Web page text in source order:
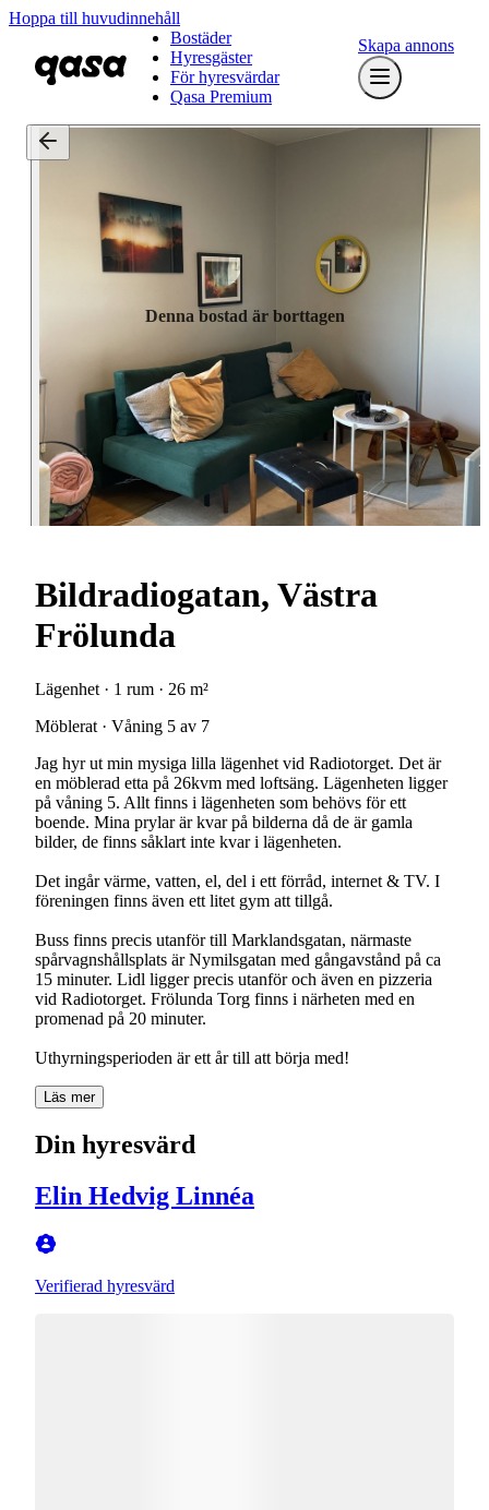
Hoppa till huvudinnehåll
Bostäder
Hyresgäster
För hyresvärdar
Qasa Premium
Skapa annons
Denna bostad är borttagen
Bildradiogatan, Västra
Frölunda
Lägenhet · 1 rum · 26 m²
Möblerat · Våning 5 av 7
Jag hyr ut min mysiga lilla lägenhet vid Radiotorget. Det är
en möblerad etta på 26kvm med loftsäng. Lägenheten ligger
på våning 5. Allt finns i lägenheten som behövs för ett
boende. Mina prylar är kvar på bilderna då de är gamla
bilder, de finns såklart inte kvar i lägenheten.
Det ingår värme, vatten, el, del i ett förråd, internet & TV. I
föreningen finns även ett litet gym att tillgå.
Buss finns precis utanför till Marklandsgatan, närmaste
spårvagnshållsplats är Nymilsgatan med gångavstånd på ca
15 minuter. Lidl ligger precis utanför och även en pizzeria
vid Radiotorget. Frölunda Torg finns i närheten med en
promenad på 20 minuter.
Uthyrningsperioden är ett år till att börja med!
Läs mer
Din hyresvärd
Elin Hedvig Linnéa
Verifierad hyresvärd